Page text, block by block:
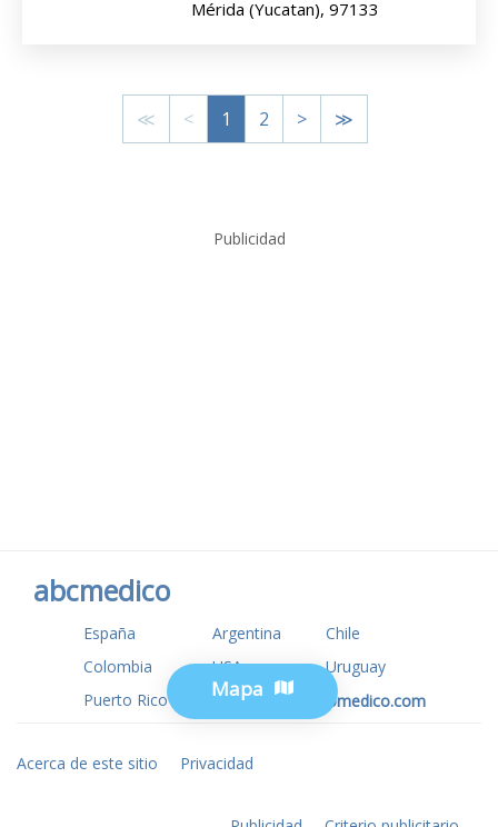
Mérida (Yucatan), 97133
≪ < 1 2 > ≫
Mapa
Publicidad
abcmedico
España Argentina
Chile
Colombia
USA
Uruguay
Puerto Rico
www.tuotromedico.com
Acerca de este sitio Privacidad